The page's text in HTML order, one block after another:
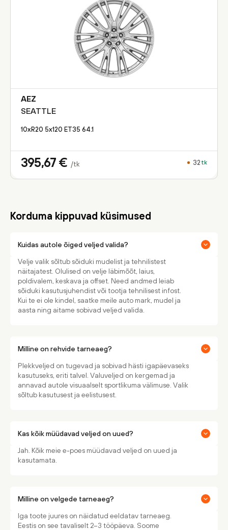
AEZ
SEATTLE
10xR20 5x120 ET35 64.1
395,67 € /tk 32 tk
Korduma kippuvad küsimused
Kuidas autole õiged veljed valida?
Velje valik sõltub sõiduki mudelist ja tehnilistest
näitajatest. Olulised on velje läbimõõt, laius,
poldivalem, keskava ja offset. Need andmed leiab
sõiduki kasutusjuhendist või tootja tehnilisest infost.
Kui te ei ole kindel, saatke meile auto mark, mudel ja
aasta ning aitame sobivad veljed valida.
Milline on rehvide tarneaeg?
Plekkveljed on tugevad ja sobivad hästi igapäevaseks
kasutuseks, eriti talvel. Valuveljed on kergemad ja
annavad autole visuaalselt sportlikuma välimuse. Valik
sõltub kasutusest ja eelistusest.
Kas kõik müüdavad veljed on uued?
Jah. Kõik meie e-poes müüdavad veljed on uued ja
kasutamata.
Milline on velgede tarneaeg?
Iga toote juures on näidatud eeldatav tarneaeg.
Eestis on see tavaliselt 2–3 tööpäeva. Soome